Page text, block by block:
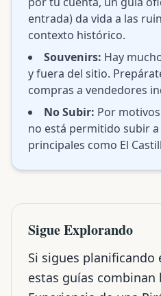
entrada) da vida a las
contexto histórico.
Souvenirs: Hay
y fuera del sitio.
compras a vendedores
No Subir: Por
no está permitido subir
principales como El
Sigue Explorando
Si sigues planificando
estas guías combinan